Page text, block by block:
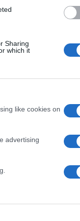
Sharing
which it
like cookies on
advertising
όλο αυτό
όλη τη
η σεξουαλική